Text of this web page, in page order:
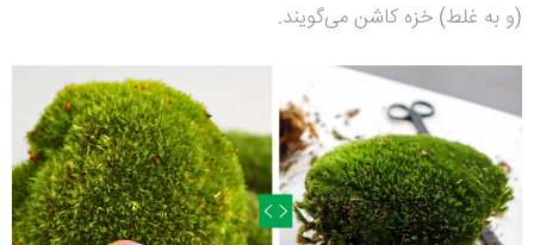
(و به غلط) خزه کاشن می‌گویند.